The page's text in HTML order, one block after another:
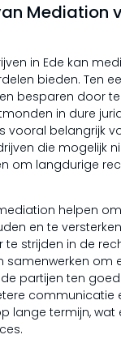
Mediation
in Ede kan
bieden. Ten
besparen door
in dure
vooral belangrijk
die mogelijk
om langdurige
helpen
en te
te strijden in de
samenwerken om
partijen ten
communicatie
lange termijn, wat